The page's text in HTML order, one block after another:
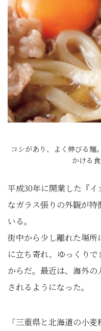
コシがあり、よく伸びる麺
かける
平成30年に開業した『
なガラス張りの外観が
いる。
街中から少し離れた場
に立ち寄れ、ゆっくり
からだ。最近は、海外
されるようになった。
「三重県と北海道の小